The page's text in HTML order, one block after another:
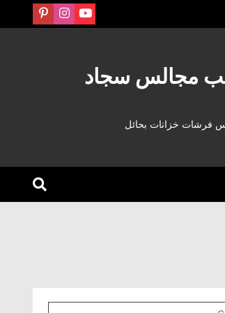
مجالس سجاد
فرشات خزانات بحائل